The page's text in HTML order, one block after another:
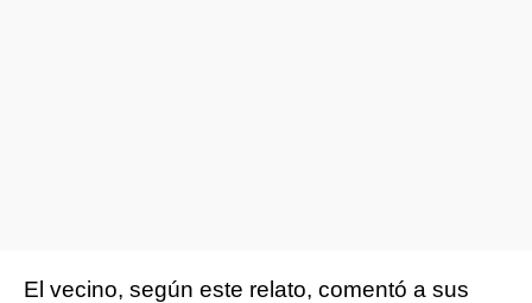
El vecino, según este relato, comentó a sus